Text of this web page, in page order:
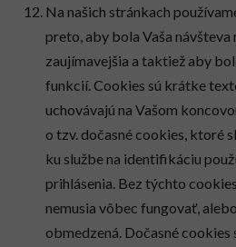
Na našich stránkach
preto, aby bola Vaša návšteva
zaujímavejšia a taktiež aby
funkcií. Cookies sú krátke
uchovávajú na Vašom
o tzv. dočasné cookies, ktoré
ku službe na identifikáciu
prihlásenia. Bez týchto
nemusia vôbec fungovať,
obmedzená. Dočasné cookies